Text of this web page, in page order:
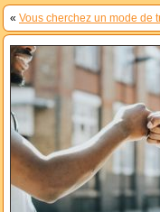
« Vous cherchez un mode de